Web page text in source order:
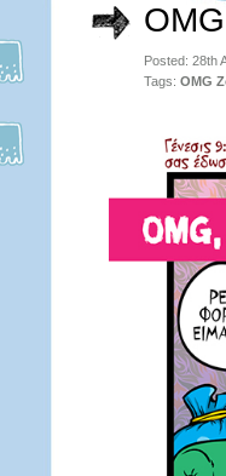
Posted: 28th
Tags: OMG